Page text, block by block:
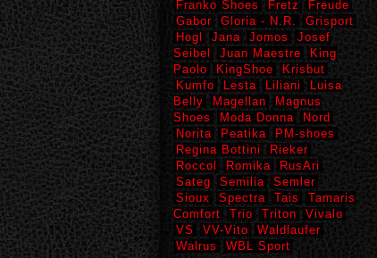
Franko Shoes
Fretz
Freude
Gabor
Gloria - N.R.
Grisport
Hogl
Jana Jomos
Josef
Seibel
Juan Maestre
King
Paolo
KingShoe
Krisbut
Kumfo
Lesta Liliani
Luisa
Belly
Magellan
Magnus
Shoes
Moda Donna
Nord
Norita
Peatika
PM-shoes
Regina Bottini
Rieker
Roccol
Romika
RusAri
Sateg
Semilia
Semler
Sioux
Spectra Tais
Tamaris
Comfort
Trio Triton
Vivalo
VS
VV-Vito
Waldlaufer
Walrus
WBL Sport